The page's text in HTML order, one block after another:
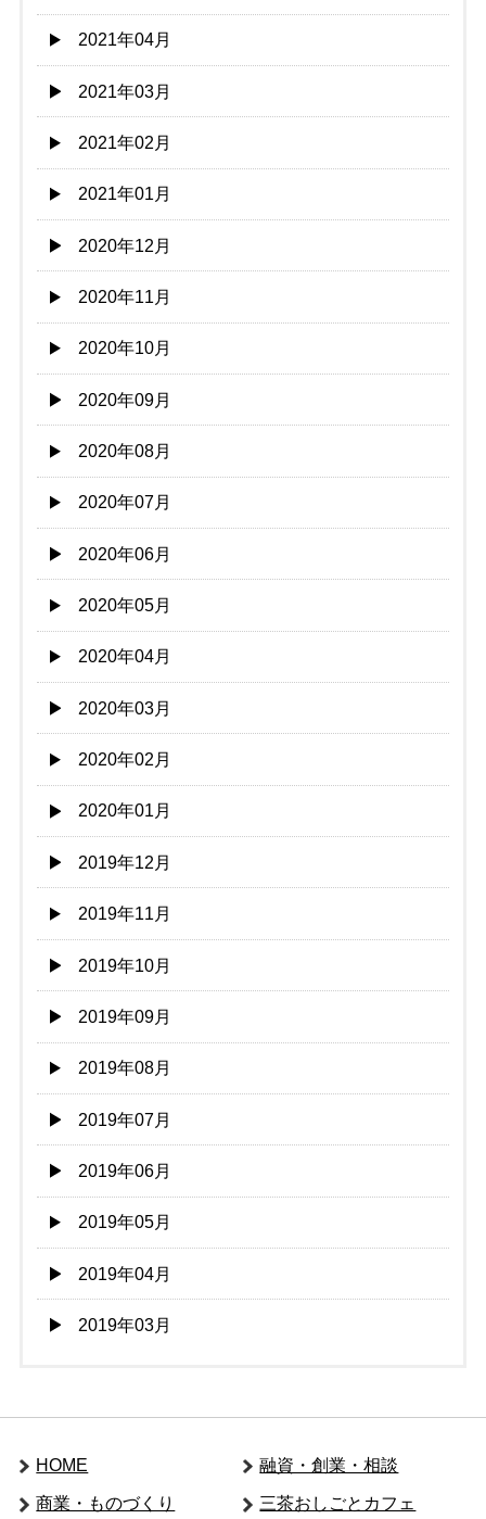
2021年04月
2021年03月
2021年02月
2021年01月
2020年12月
2020年11月
2020年10月
2020年09月
2020年08月
2020年07月
2020年06月
2020年05月
2020年04月
2020年03月
2020年02月
2020年01月
2019年12月
2019年11月
2019年10月
2019年09月
2019年08月
2019年07月
2019年06月
2019年05月
2019年04月
2019年03月
HOME 融資・創業・相談
商業・ものづくり 三茶おしごとカフェ